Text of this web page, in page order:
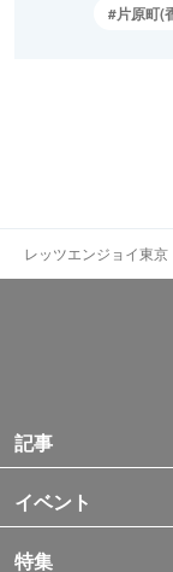
片原町(
レッツエンジョイ東京
記事
イベント
特集